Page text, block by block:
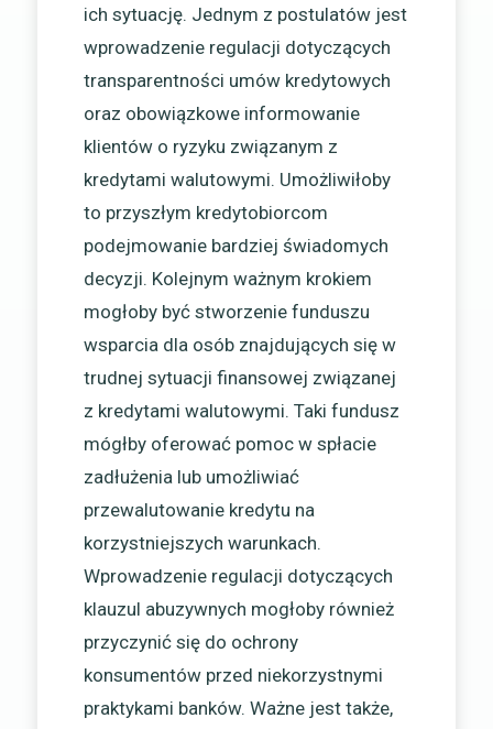
ich sytuację. Jednym z postulatów jest
wprowadzenie regulacji dotyczących
transparentności umów kredytowych
oraz obowiązkowe informowanie
klientów o ryzyku związanym z
kredytami walutowymi. Umożliwiłoby
to przyszłym kredytobiorcom
podejmowanie bardziej świadomych
decyzji. Kolejnym ważnym krokiem
mogłoby być stworzenie funduszu
wsparcia dla osób znajdujących się w
trudnej sytuacji finansowej związanej
z kredytami walutowymi. Taki fundusz
mógłby oferować pomoc w spłacie
zadłużenia lub umożliwiać
przewalutowanie kredytu na
korzystniejszych warunkach.
Wprowadzenie regulacji dotyczących
klauzul abuzywnych mogłoby również
przyczynić się do ochrony
konsumentów przed niekorzystnymi
praktykami banków. Ważne jest także,